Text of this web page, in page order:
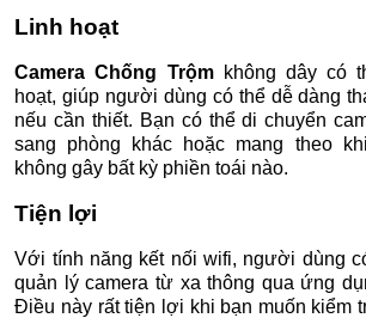
Linh hoạt
Camera Chống Trộmkhông dây có
hoạt, giúp người dùng có thể dễ dàng
nếu cần thiết. Bạn có thể di chuyển
sang phòng khác hoặc mang theo
không gây bất kỳ phiền toái nào.
Tiện lợi
Với tính năng kết nối wifi, người dùng
quản lý camera từ xa thông qua ứng
Điều này rất tiện lợi khi bạn muốn kiểm